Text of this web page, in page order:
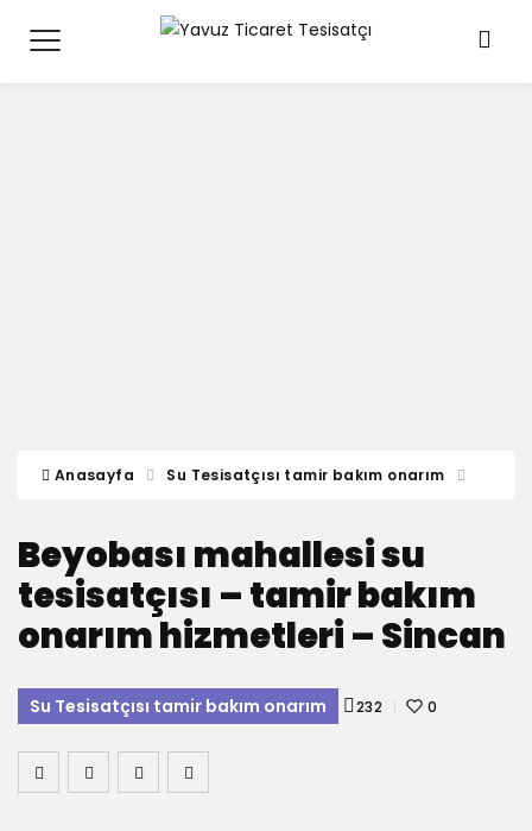
Anasayfa Su Tesisatçısı tamir bakım onarım
Beyobası mahallesi su
tesisatçısı – tamir bakım
onarım hizmetleri – Sincan
Su Tesisatçısı tamir bakım onarım 232 0